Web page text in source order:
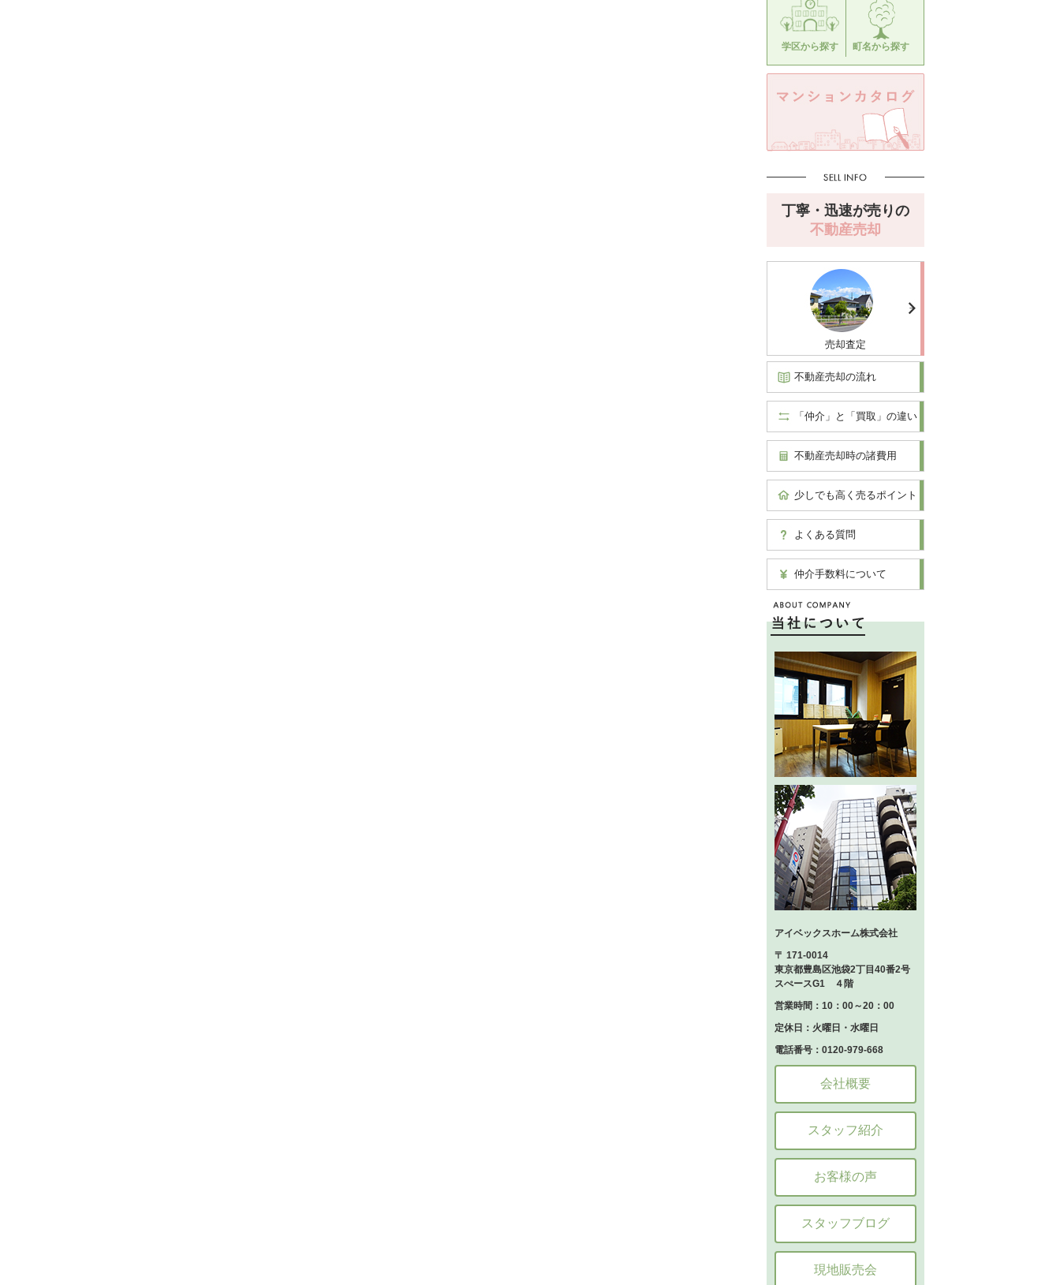
学区から探す 町名から探す
丁寧・迅速が売りの
不動産売却
売却査定
不動産売却の流れ
「仲介」と「買取」の違い
不動産売却時の諸費用
少しでも高く売るポイント
よくある質問
仲介手数料について
アイベックスホーム株式会社
〒 171-0014
東京都豊島区池袋2丁目40番2号
スぺースG1 ４階
営業時間：10：00～20：00
定休日：火曜日・水曜日
電話番号：0120-979-668
会社概要
スタッフ紹介
お客様の声
スタッフブログ
現地販売会